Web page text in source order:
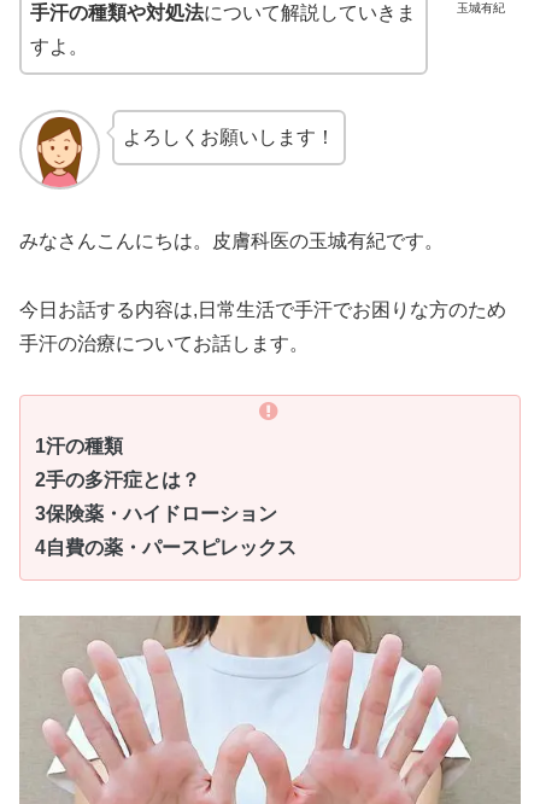
玉城有紀
手汗の種類や対処法について解説していきま
すよ。
よろしくお願いします！
みなさんこんにちは。皮膚科医の玉城有紀です。
今日お話する内容は,日常生活で手汗でお困りな方のため
手汗の治療についてお話します。
1汗の種類
2手の多汗症とは？
3保険薬・ハイドローション
4自費の薬・パースピレックス